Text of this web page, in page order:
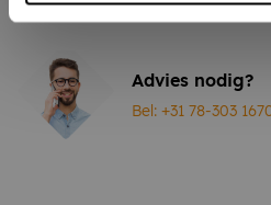
Klanten beoordelen ons met een
Advies nodig?
Bel: +31 78-303